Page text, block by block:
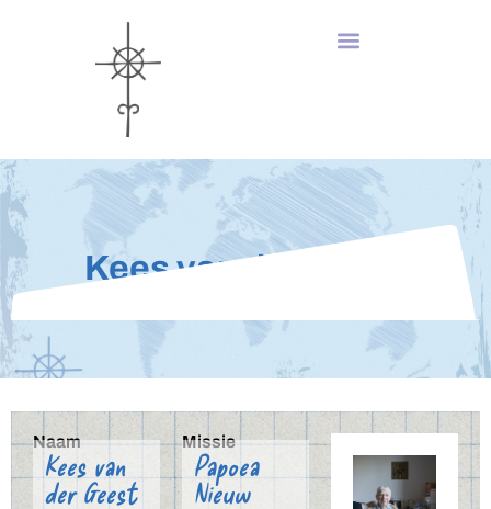
Kees van der Geest
Naam
Kees van
der Geest
Missie
Papoea
Nieuw